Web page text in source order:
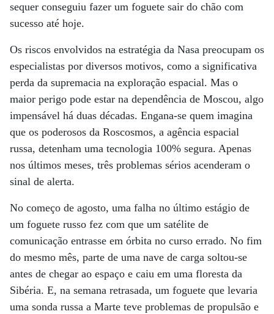
sequer conseguiu fazer um foguete sair do chão com
sucesso até hoje.
Os riscos envolvidos na estratégia da Nasa preocupam os
especialistas por diversos motivos, como a significativa
perda da supremacia na exploração espacial. Mas o
maior perigo pode estar na dependência de Moscou, algo
impensável há duas décadas. Engana-se quem imagina
que os poderosos da Roscosmos, a agência espacial
russa, detenham uma tecnologia 100% segura. Apenas
nos últimos meses, três problemas sérios acenderam o
sinal de alerta.
No começo de agosto, uma falha no último estágio de
um foguete russo fez com que um satélite de
comunicação entrasse em órbita no curso errado. No fim
do mesmo mês, parte de uma nave de carga soltou-se
antes de chegar ao espaço e caiu em uma floresta da
Sibéria. E, na semana retrasada, um foguete que levaria
uma sonda russa a Marte teve problemas de propulsão e